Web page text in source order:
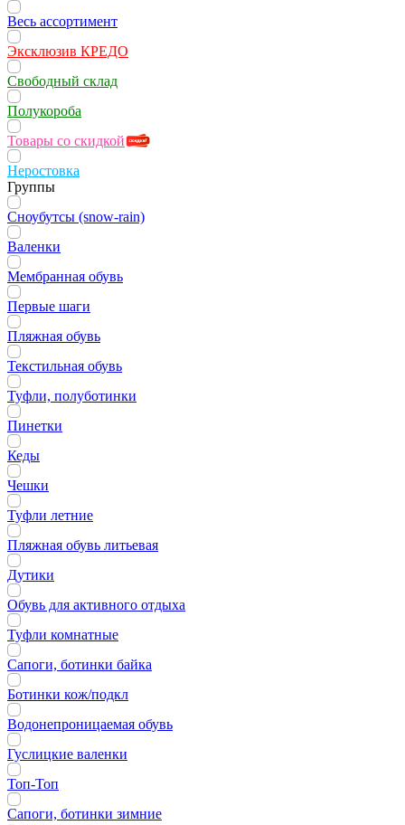
Весь ассортимент
Эксклюзив КРЕДО
Свободный склад
Полукороба
Товары со скидкой
Неростовка
Группы
Сноубутсы (snow-rain)
Валенки
Мембранная обувь
Первые шаги
Пляжная обувь
Текстильная обувь
Туфли, полуботинки
Пинетки
Кеды
Чешки
Туфли летние
Пляжная обувь литьевая
Дутики
Обувь для активного отдыха
Туфли комнатные
Сапоги, ботинки байка
Ботинки кож/подкл
Водонепроницаемая обувь
Гуслицкие валенки
Топ-Топ
Сапоги, ботинки зимние